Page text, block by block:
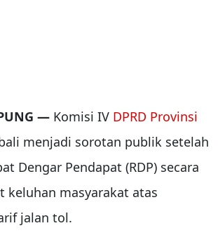
— Komisi IV DPRD Provinsi
menjadi sorotan publik setelah
Dengar Pendapat (RDP) secara
masyarakat atas
jalan tol.